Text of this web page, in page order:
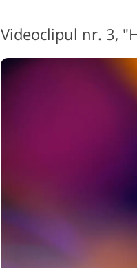
Videoclipul nr. 3,